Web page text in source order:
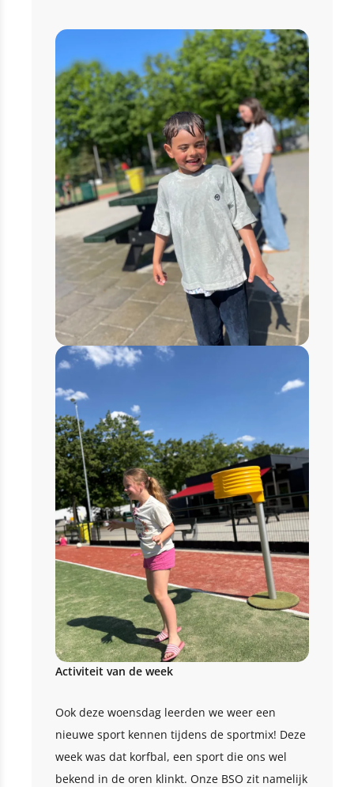
Activiteit van de week
Ook deze woensdag leerden we weer een
nieuwe sport kennen tijdens de sportmix! Deze
week was dat korfbal, een sport die ons wel
bekend in de oren klinkt. Onze BSO zit namelijk